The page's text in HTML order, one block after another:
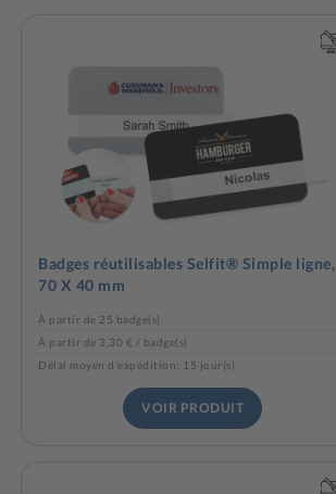
Badges réutilisables Selfit® Simple ligne,
70 X 40 mm
À partir de 25 badge(s)
À partir de 3,30 € / badge(s)
Délai moyen d'expédition: 15 jour(s)
VOIR PRODUIT